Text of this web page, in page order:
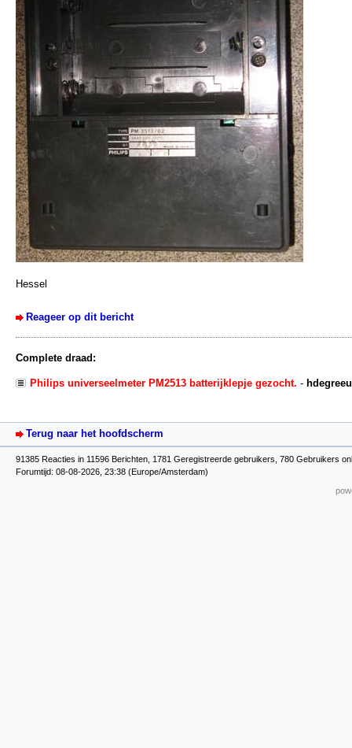
Hessel
Reageer op dit bericht
Complete draad:
Philips universeelmeter PM2513 batterijklepje gezocht. -
Terug naar het hoofdscherm
91385 Reacties in 11596 Berichten, 1781 Geregistreerde gebruikers, 780 Gebruikers
Forumtijd: 08-08-2026, 23:38 (Europe/Amsterdam)